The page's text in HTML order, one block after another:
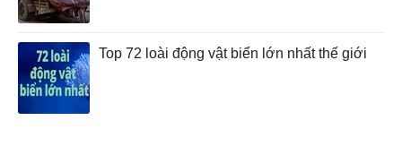
Top 72 loài động vật biển lớn nhất thế giới